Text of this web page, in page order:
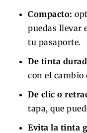
Compacto:
puedas llevar
tu pasaporte.
De tinta
con el
De clic o
tapa, que
Evita la tinta